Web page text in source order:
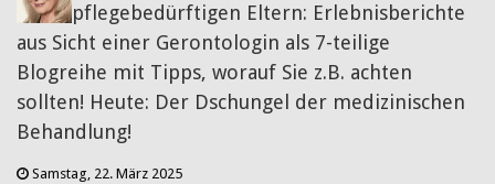
pflegebedürftigen Eltern: Erlebnisberichte
aus Sicht einer Gerontologin als 7-teilige
Blogreihe mit Tipps, worauf Sie z.B. achten
sollten! Heute: Der Dschungel der medizinischen
Behandlung!
Samstag, 22. März 2025